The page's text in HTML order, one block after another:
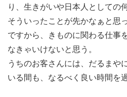
り、生きがいや日本人としての
そういったことが先かなぁと思
ですから、きものに関わる仕事
なきゃいけないと思う。
うちのお客さんには、だるまや
いる間も、なるべく良い時間を